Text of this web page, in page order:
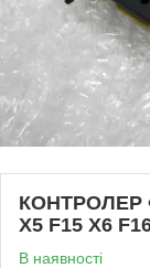
КОНТРОЛЕР
X5 F15 X6
В наявності